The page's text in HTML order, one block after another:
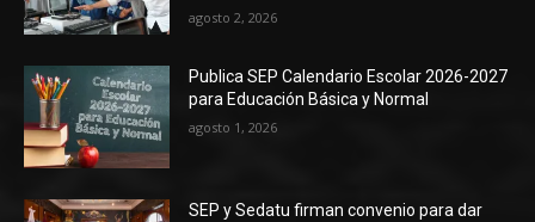
agosto 2, 2026
Publica SEP Calendario Escolar 2026-2027
para Educación Básica y Normal
agosto 1, 2026
SEP y Sedatu firman convenio para dar